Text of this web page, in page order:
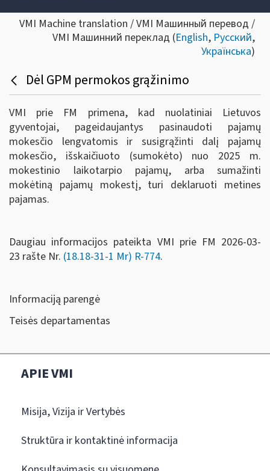
VMI Machine translation / VMI Машинный перевод /
VMI Машинний переклад (English, Русский,
Українська)
Dėl GPM permokos grąžinimo
VMI prie FM primena, kad nuolatiniai Lietuvos
gyventojai, pageidaujantys pasinaudoti pajamų
mokesčio lengvatomis ir susigrąžinti dalį pajamų
mokesčio, išskaičiuoto (sumokėto) nuo 2025 m.
mokestinio laikotarpio pajamų, arba sumažinti
mokėtiną pajamų mokestį, turi deklaruoti metines
pajamas.
Daugiau informacijos pateikta VMI prie FM 2026-03-
23 rašte Nr. (18.18-31-1 Mr) R-774.
Informaciją parengė
Teisės departamentas
APIE VMI
Misija, Vizija ir Vertybės
Struktūra ir kontaktinė informacija